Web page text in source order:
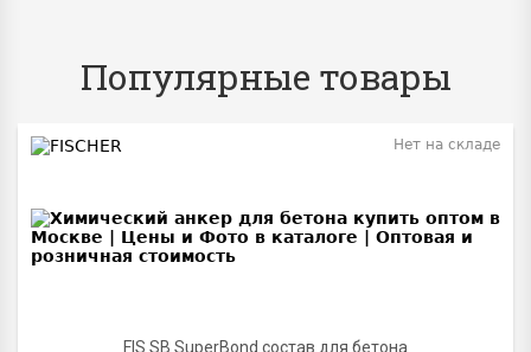
Популярные товары
FIS SB SuperBond состав для бетона
Нет на складе